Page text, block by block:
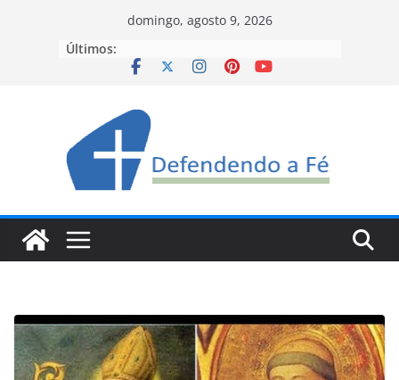
domingo, agosto 9, 2026
Últimos: